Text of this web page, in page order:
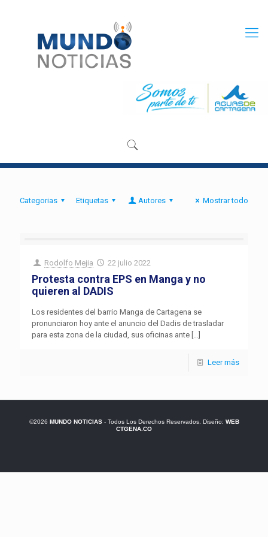
Categorias Etiquetas Autores Mostrar todo
Rodolfo Mejia 22 julio 2022
Protesta contra EPS en Manga y no
quieren al DADIS
Los residentes del barrio Manga de Cartagena se
pronunciaron hoy ante el anuncio del Dadis de trasladar
para esta zona de la ciudad, sus oficinas ante […]
Leer más
©2026 MUNDO NOTICIAS- Todos Los Derechos Reservados. Diseño: WEB
CTGENA.CO